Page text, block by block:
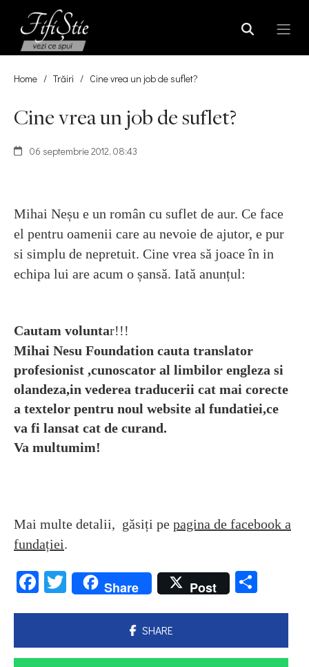
Home / Trăiri / Cine vrea un job de suflet?
Cine vrea un job de suflet?
06 septembrie 2012, 08:43
Mihai Neșu e un român cu suflet de aur. Ce face
el pentru oamenii care au nevoie de ajutor, e pur
si simplu de nepretuit. Cine vrea să joace în in
echipa lui are acum o șansă. Iată anunțul:
Cautam voluntar!!!
Mihai Nesu Foundation cauta translator
profesionist ,cunoscator al limbilor engleza si
olandeza,in vederea traducerii cat mai corecte
a textelor pentru noul website al fundatiei,ce
va fi lansat cat de curand.
Va multumim!
Mai multe detalii, găsiți pe pagina de facebook a
fundației.
Facebook
Twitter
Share Post
SHARE